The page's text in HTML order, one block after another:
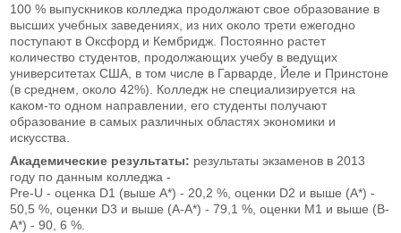
100 % выпускников колледжа продолжают свое образование в
высших учебных заведениях, из них около трети ежегодно
поступают в Оксфорд и Кембридж. Постоянно растет
количество студентов, продолжающих учебу в ведущих
университетах США, в том числе в Гарварде, Йеле и Принстоне
(в среднем, около 42%). Колледж не специализируется на
каком-то одном направлении, его студенты получают
образование в самых различных областях экономики и
искусства.
Академические результаты: результаты экзаменов в 2013
году по данным колледжа -
Pre-U - оценка D1 (выше А*) - 20,2 %, оценки D2 и выше (А*) -
50,5 %, оценки D3 и выше (А-A*) - 79,1 %, оценки M1 и выше (B-
A*) - 90, 6 %.